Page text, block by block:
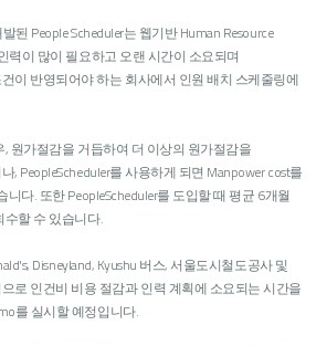
된 People Scheduler는 웹기반 Human Resource
력이 많이 필요하고 오랜 시간이 소요되며
이 반영되어야 하는 회사에서 인원 배치 스케줄링에
, 원가절감을 거듭하여 더 이상의 원가절감을
, PeopleScheduler를 사용하게 되면 Manpower cost를
니다. 또한 PeopleScheduler를 도입할 때 평균 6개월
수할 수 있습니다.
Disneyland, Kyushu 버스, 서울도시철도공사 및
로 인건비 비용 절감과 인력 계획에 소요되는 시간을
를 실시할 예정입니다.